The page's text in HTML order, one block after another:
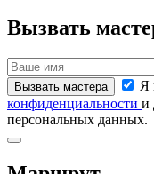
Вызвать
Я
конфиденциальности и
персональных данных.